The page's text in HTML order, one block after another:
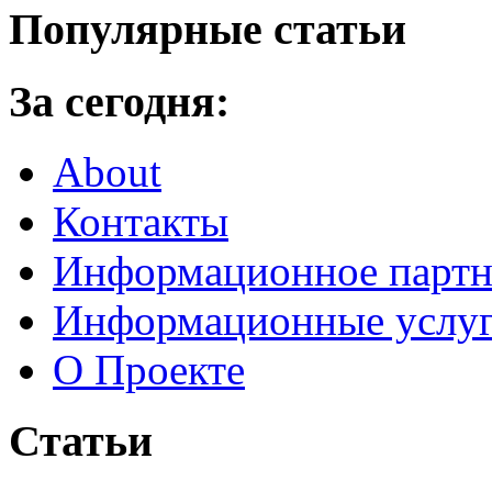
Популярные статьи
За сегодня:
About
Контакты
Информационное
Информационные
О Проекте
Статьи